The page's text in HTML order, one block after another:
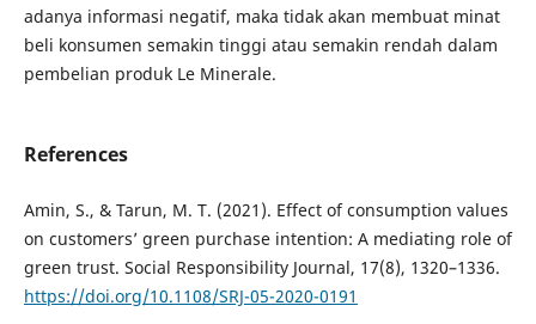
adanya informasi negatif, maka tidak akan membuat minat
beli konsumen semakin tinggi atau semakin rendah dalam
pembelian produk Le Minerale.
References
Amin, S., & Tarun, M. T. (2021). Effect of consumption values
on customers’ green purchase intention: A mediating role of
green trust. Social Responsibility Journal, 17(8), 1320–1336.
https://doi.org/10.1108/SRJ-05-2020-0191